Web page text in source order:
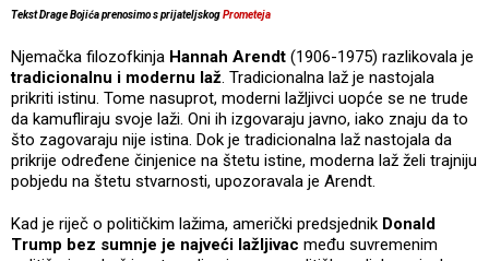
Tekst Drage Bojića prenosimo s prijateljskogPrometeja
Njemačka filozofkinja Hannah Arendt (1906-1975) razlikovala je
tradicionalnu i modernu laž. Tradicionalna laž je nastojala
prikriti istinu. Tome nasuprot, moderni lažljivci uopće se ne trude
da kamufliraju svoje laži. Oni ih izgovaraju javno, iako znaju da to
što zagovaraju nije istina. Dok je tradicionalna laž nastojala da
prikrije određene činjenice na štetu istine, moderna laž želi trajniju
pobjedu na štetu stvarnosti, upozoravala je Arendt.
Kad je riječ o političkim lažima, američki predsjednik Donald
Trump bez sumnje je najveći lažljivac među suvremenim